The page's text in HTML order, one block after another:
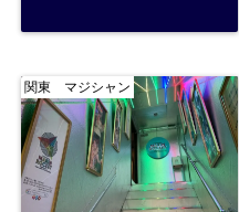
関東 マジシャン